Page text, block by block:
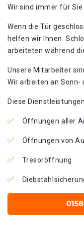
Wir sind immer für
Wenn die Tür
helfen wir Ihnen.
arbeiteten während
Unsere Mitarbeiter
Wir arbeiten an Sonn-
Diese
Öffnungen aller
Öffnungen von
Tresoröffnung